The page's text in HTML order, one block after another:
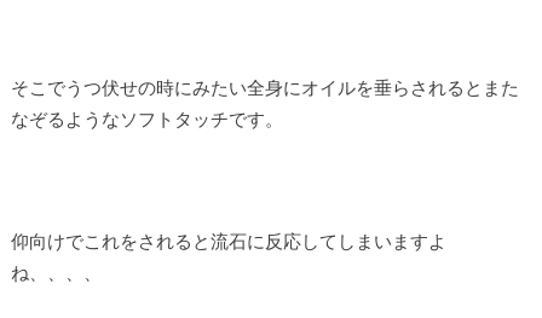
そこでうつ伏せの時にみたい全身にオイルを垂らされるとまた
なぞるようなソフトタッチです。
仰向けでこれをされると流石に反応してしまいますよ
ね、、、、